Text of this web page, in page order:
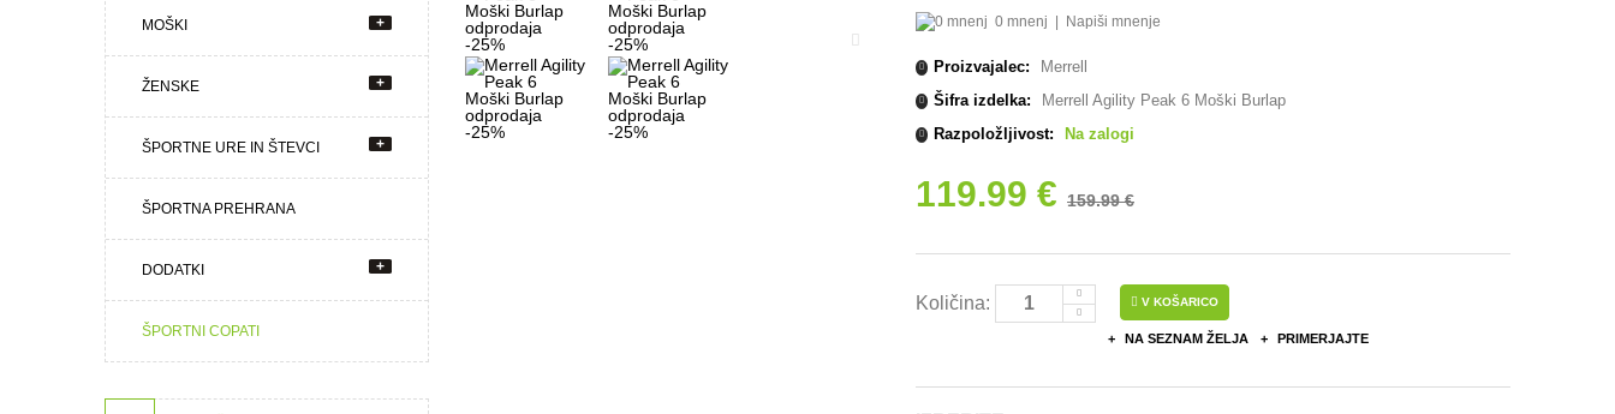
MOŠKI +
ŽENSKE +
ŠPORTNE URE IN ŠTEVCI +
ŠPORTNA PREHRANA
DODATKI +
ŠPORTNI COPATI
0 mnenj Napiši mnenje
Proizvajalec:
Merrell
Šifra izdelka:
Merrell Agility Peak 6 Moški Burlap
Razpoložljivost:
Na zalogi
119.99 € 159.99 €
Količina: V KOŠARICO
NA SEZNAM ŽELJA PRIMERJAJTE